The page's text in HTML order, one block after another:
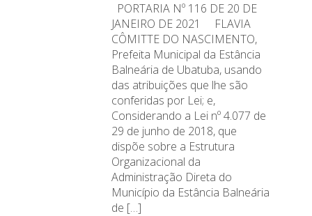
PORTARIA Nº 116 DE 20 DE
JANEIRO DE 2021 FLAVIA
CÔMITTE DO NASCIMENTO,
Prefeita Municipal da Estância
Balneária de Ubatuba, usando
das atribuições que lhe são
conferidas por Lei; e,
Considerando a Lei nº 4.077 de
29 de junho de 2018, que
dispõe sobre a Estrutura
Organizacional da
Administração Direta do
Município da Estância Balneária
de […]